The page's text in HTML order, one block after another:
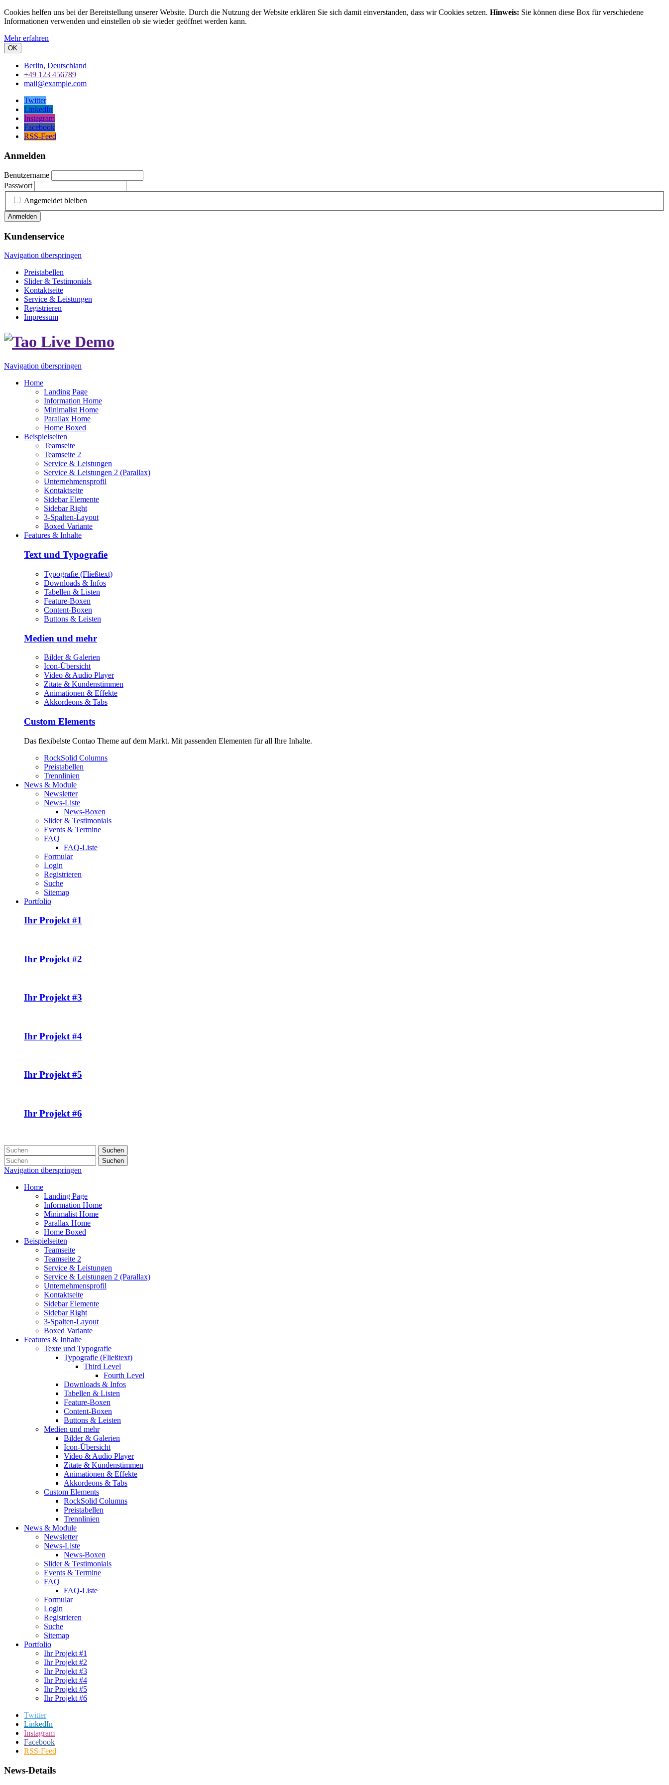
Cookies helfen uns bei der Bereitstellung unserer Website. Durch die Nutzung der Website erklären Sie sich damit einverstanden, dass wir Cookies setzen. Hinweis: Sie können diese Box für verschiedene
Informationen verwenden und einstellen ob sie wieder geöffnet werden kann.
Mehr erfahren
OK
Berlin, Deutschland
+49 123 456789
mail@example.com
Twitter
LinkedIn
Instagram
Facebook
RSS-Feed
Anmelden
Benutzername
Passwort
Angemeldet bleiben
Anmelden
Kundenservice
Navigation überspringen
Preistabellen
Slider & Testimonials
Kontaktseite
Service & Leistungen
Registrieren
Impressum
Navigation überspringen
Home
Landing Page
Information Home
Minimalist Home
Parallax Home
Home Boxed
Beispielseiten
Teamseite
Teamseite 2
Service & Leistungen
Service & Leistungen 2 (Parallax)
Unternehmensprofil
Kontaktseite
Sidebar Elemente
Sidebar Right
3-Spalten-Layout
Boxed Variante
Features & Inhalte
Text und Typografie
Typografie (Fließtext)
Downloads & Infos
Tabellen & Listen
Feature-Boxen
Content-Boxen
Buttons & Leisten
Medien und mehr
Bilder & Galerien
Icon-Übersicht
Video & Audio Player
Zitate & Kundenstimmen
Animationen & Effekte
Akkordeons & Tabs
Custom Elements
Das flexibelste Contao Theme auf dem Markt. Mit passenden Elementen für all Ihre Inhalte.
RockSolid Columns
Preistabellen
Trennlinien
News & Module
Newsletter
News-Liste
News-Boxen
Slider & Testimonials
Events & Termine
FAQ
FAQ-Liste
Formular
Login
Registrieren
Suche
Sitemap
Portfolio
Ihr Projekt #1
Ihr Projekt #2
Ihr Projekt #3
Ihr Projekt #4
Ihr Projekt #5
Ihr Projekt #6
Suchen
Suchen
Navigation überspringen
Home
Landing Page
Information Home
Minimalist Home
Parallax Home
Home Boxed
Beispielseiten
Teamseite
Teamseite 2
Service & Leistungen
Service & Leistungen 2 (Parallax)
Unternehmensprofil
Kontaktseite
Sidebar Elemente
Sidebar Right
3-Spalten-Layout
Boxed Variante
Features & Inhalte
Texte und Typografie
Typografie (Fließtext)
Third Level
Fourth Level
Downloads & Infos
Tabellen & Listen
Feature-Boxen
Content-Boxen
Buttons & Leisten
Medien und mehr
Bilder & Galerien
Icon-Übersicht
Video & Audio Player
Zitate & Kundenstimmen
Animationen & Effekte
Akkordeons & Tabs
Custom Elements
RockSolid Columns
Preistabellen
Trennlinien
News & Module
Newsletter
News-Liste
News-Boxen
Slider & Testimonials
Events & Termine
FAQ
FAQ-Liste
Formular
Login
Registrieren
Suche
Sitemap
Portfolio
Ihr Projekt #1
Ihr Projekt #2
Ihr Projekt #3
Ihr Projekt #4
Ihr Projekt #5
Ihr Projekt #6
Twitter
LinkedIn
Instagram
Facebook
RSS-Feed
News-Details